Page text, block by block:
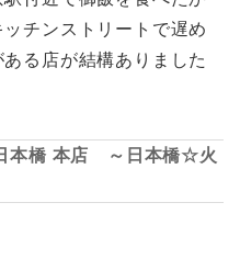
チンストリートで遅め
る店が結構ありました
本橋 本店 ～日本橋☆火